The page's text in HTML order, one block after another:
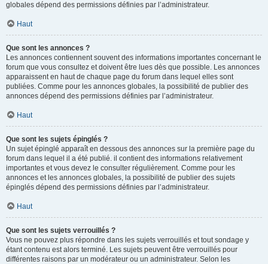
globales dépend des permissions définies par l’administrateur.
Haut
Que sont les annonces ?
Les annonces contiennent souvent des informations importantes concernant le
forum que vous consultez et doivent être lues dès que possible. Les annonces
apparaissent en haut de chaque page du forum dans lequel elles sont
publiées. Comme pour les annonces globales, la possibilité de publier des
annonces dépend des permissions définies par l’administrateur.
Haut
Que sont les sujets épinglés ?
Un sujet épinglé apparaît en dessous des annonces sur la première page du
forum dans lequel il a été publié. il contient des informations relativement
importantes et vous devez le consulter régulièrement. Comme pour les
annonces et les annonces globales, la possibilité de publier des sujets
épinglés dépend des permissions définies par l’administrateur.
Haut
Que sont les sujets verrouillés ?
Vous ne pouvez plus répondre dans les sujets verrouillés et tout sondage y
étant contenu est alors terminé. Les sujets peuvent être verrouillés pour
différentes raisons par un modérateur ou un administrateur. Selon les